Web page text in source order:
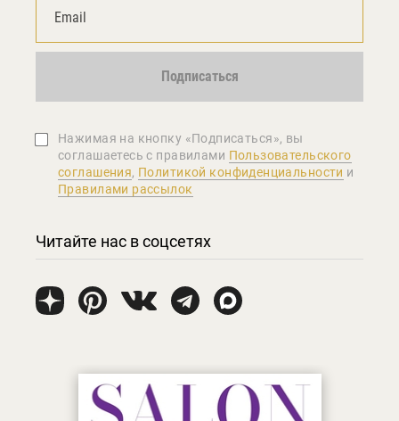
Подписаться
Нажимая на кнопку «Подписаться», вы
соглашаетеcь с правилами Пользовательского
соглашения, Политикой конфиденциальности и
Правилами рассылок
Читайте нас в соцсетях